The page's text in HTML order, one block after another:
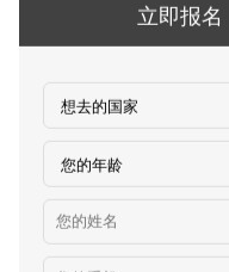
新西兰-橱柜厂
￥25-27.76纽币/小时，
新西兰-面点师
￥
日本-盒饭制做
￥25
立即报名